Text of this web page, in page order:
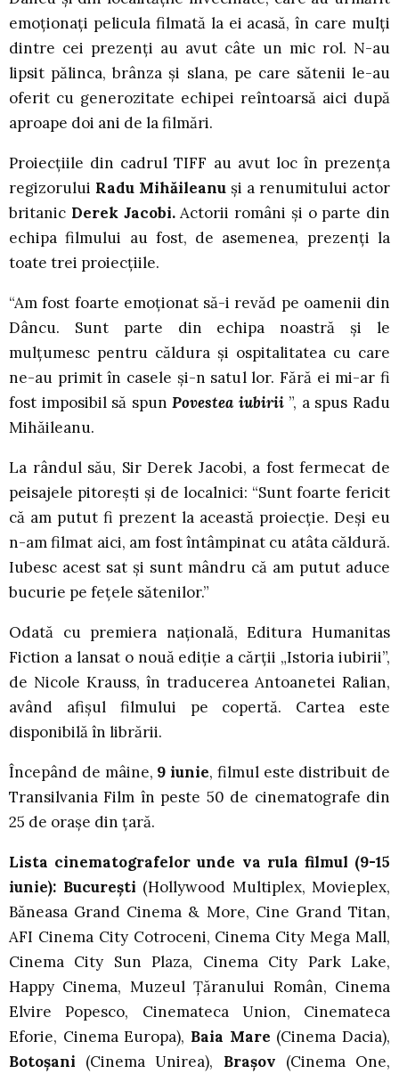
emoționați pelicula filmată la ei acasă, în care mulți
dintre cei prezenți au avut câte un mic rol. N-au
lipsit pălinca, brânza și slana, pe care sătenii le-au
oferit cu generozitate echipei reîntoarsă aici după
aproape doi ani de la filmări.
Proiecțiile din cadrul TIFF au avut loc în prezența
regizorului Radu Mihăileanu și a renumitului actor
britanic Derek Jacobi.Actorii români și o parte din
echipa filmului au fost, de asemenea, prezenți la
toate trei proiecțiile.
“Am fost foarte emoționat să-i revăd pe oamenii din
Dâncu. Sunt parte din echipa noastră și le
mulțumesc pentru căldura și ospitalitatea cu care
ne-au primit în casele și-n satul lor. Fără ei mi-ar fi
fost imposibil să spunPovestea iubirii ”, a spus Radu
Mihăileanu.
La rândul său, Sir Derek Jacobi, a fost fermecat de
peisajele pitorești și de localnici: “Sunt foarte fericit
că am putut fi prezent la această proiecție. Deși eu
n-am filmat aici, am fost întâmpinat cu atâta căldură.
Iubesc acest sat și sunt mândru că am putut aduce
bucurie pe fețele sătenilor.”
Odată cu premiera națională, Editura Humanitas
Fiction a lansat o nouă ediție a cărții „Istoria iubirii”,
de Nicole Krauss, în traducerea Antoanetei Ralian,
având afișul filmului pe copertă. Cartea este
disponibilă în librării.
Începând de mâine, 9 iunie, filmul este distribuit de
Transilvania Film în peste 50 de cinematografe din
25 de orașe din țară.
Lista cinematografelor unde va rula filmul (9-15
iunie): București (Hollywood Multiplex, Movieplex,
Băneasa Grand Cinema & More, Cine Grand Titan,
AFI Cinema City Cotroceni, Cinema City Mega Mall,
Cinema City Sun Plaza, Cinema City Park Lake,
Happy Cinema, Muzeul Țăranului Român, Cinema
Elvire Popesco, Cinemateca Union, Cinemateca
Eforie, Cinema Europa), Baia Mare (Cinema Dacia),
Botoșani (Cinema Unirea), Brașov (Cinema One,